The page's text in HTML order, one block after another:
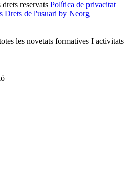
reservats Política de privacitat
Drets de l'usuari by Neorg
les novetats formatives I activitats